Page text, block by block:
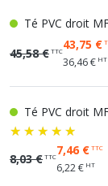
Té PVC droit
45,58 €TTC43,75 €
36,46 € HT
Té PVC droit
8,03 €TTC7,46 €TTC
6,22 € HT